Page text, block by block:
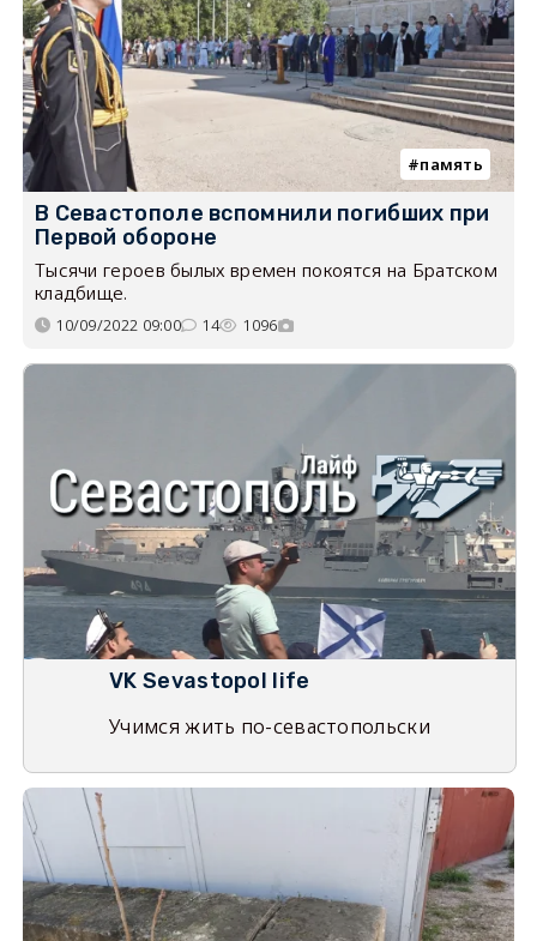
память
В Севастополе вспомнили погибших при
Первой обороне
Тысячи героев былых времен покоятся на Братском
кладбище.
10/09/2022 09:00 14 1096
VK Sevastopol life
Учимся жить по-севастопольски